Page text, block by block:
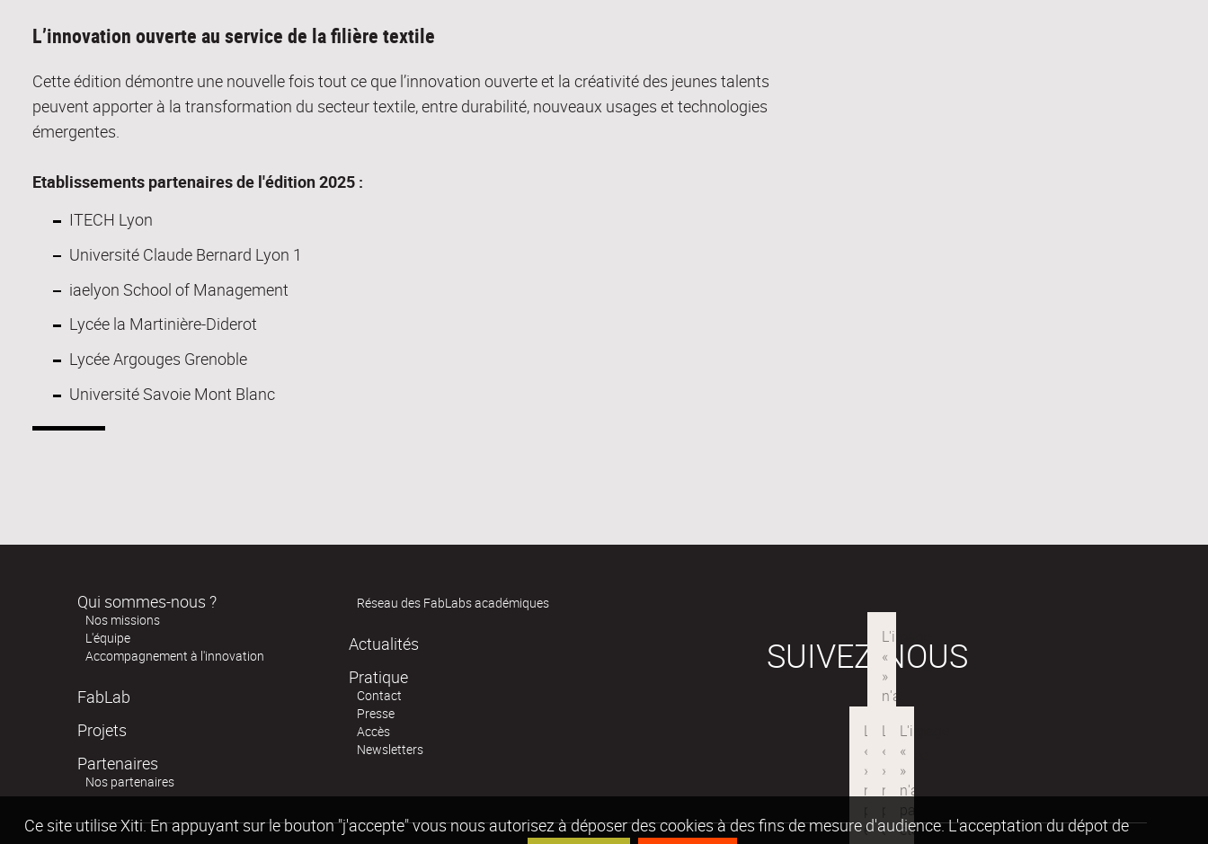
Ce site utilise Xiti. En appuyant sur le bouton "j'accepte" vous nous autorisez à déposer des cookies à des fins de mesure d'audience. L'acceptation du dépot de
L’innovation ouverte au service de la filière textile
Cette édition démontre une nouvelle fois tout ce que l’innovation ouverte et la créativité des jeunes talents
peuvent apporter à la transformation du secteur textile, entre durabilité, nouveaux usages et technologies
émergentes.
Etablissements partenaires de l'édition 2025 :
ITECH Lyon
Université Claude Bernard Lyon 1
iaelyon School of Management
Lycée la Martinière-Diderot
Lycée Argouges Grenoble
Université Savoie Mont Blanc
Qui sommes-nous ?
Nos missions
L'équipe
Accompagnement à l'innovation
FabLab
Projets
Partenaires
Nos partenaires
Réseau des FabLabs académiques
Actualités
Pratique
Contact
Presse
Accès
Newsletters
SUIVEZ-NOUS